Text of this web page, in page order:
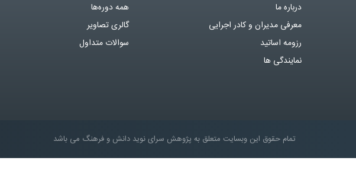
درباره ما
معرفی مدیران و کادر اجرایی
رزومه اساتید
نمایندگی ها
همه دوره‌ها
گالری تصاویر
سوالات متداول
تمام حقوق این وبسایت متعلق به پژوهش سرای نوید دانش و فرهنگ می باشد